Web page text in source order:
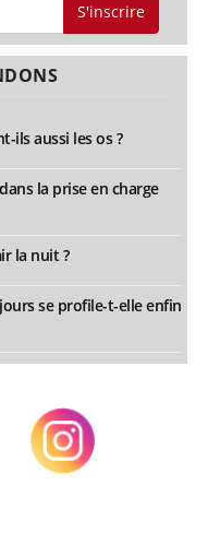
S'inscrire
ils aussi les os ?
la prise en charge
la nuit ?
se profile-t-elle enfin